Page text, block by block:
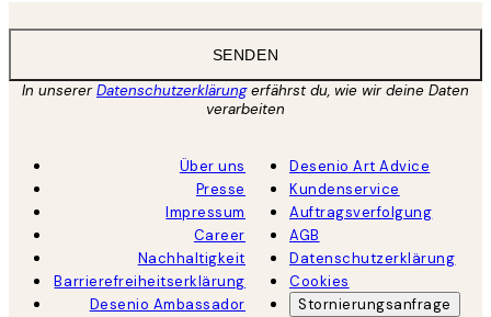
SENDEN
In unsererDatenschutzerklärungerfährst du, wie wir deine Daten
verarbeiten
Über uns
Presse
Impressum
Career
Nachhaltigkeit
Barrierefreiheitserklärung
Desenio Ambassador
Desenio Art Advice
Kundenservice
Auftragsverfolgung
AGB
Datenschutzerklärung
Cookies
Stornierungsanfrage